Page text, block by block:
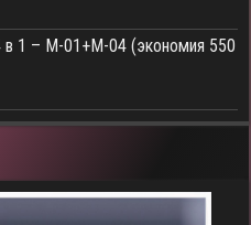
1 – M-01+M-04 (экономия 550